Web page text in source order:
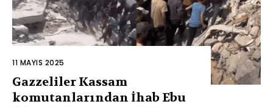
11 MAYIS 2025
Gazzeliler Kassam
komutanlarından İhab Ebu